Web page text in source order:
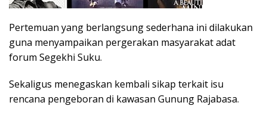
Pertemuan yang berlangsung sederhana ini dilakukan
guna menyampaikan pergerakan masyarakat adat
forum Segekhi Suku.
Sekaligus menegaskan kembali sikap terkait isu
rencana pengeboran di kawasan Gunung Rajabasa.